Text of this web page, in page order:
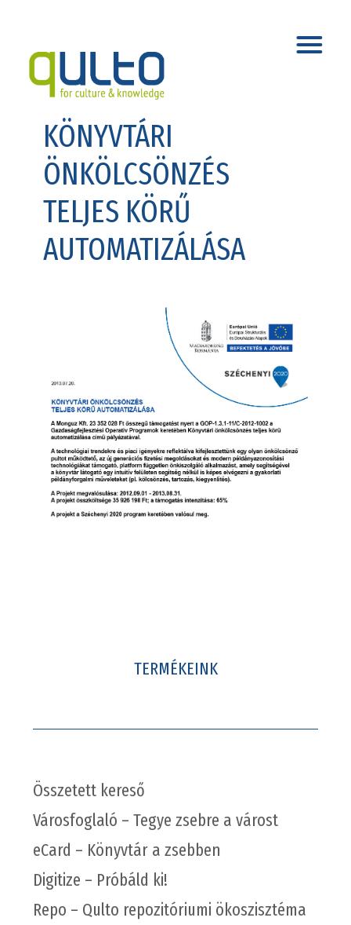
KÖNYVTÁRI
ÖNKÖLCSÖNZÉS
TELJES KÖRŰ
AUTOMATIZÁLÁSA
TERMÉKEINK
Összetett kereső
Városfoglaló – Tegye zsebre a várost
eCard – Könyvtár a zsebben
Digitize – Próbáld ki!
Repo – Qulto repozitóriumi ökoszisztéma